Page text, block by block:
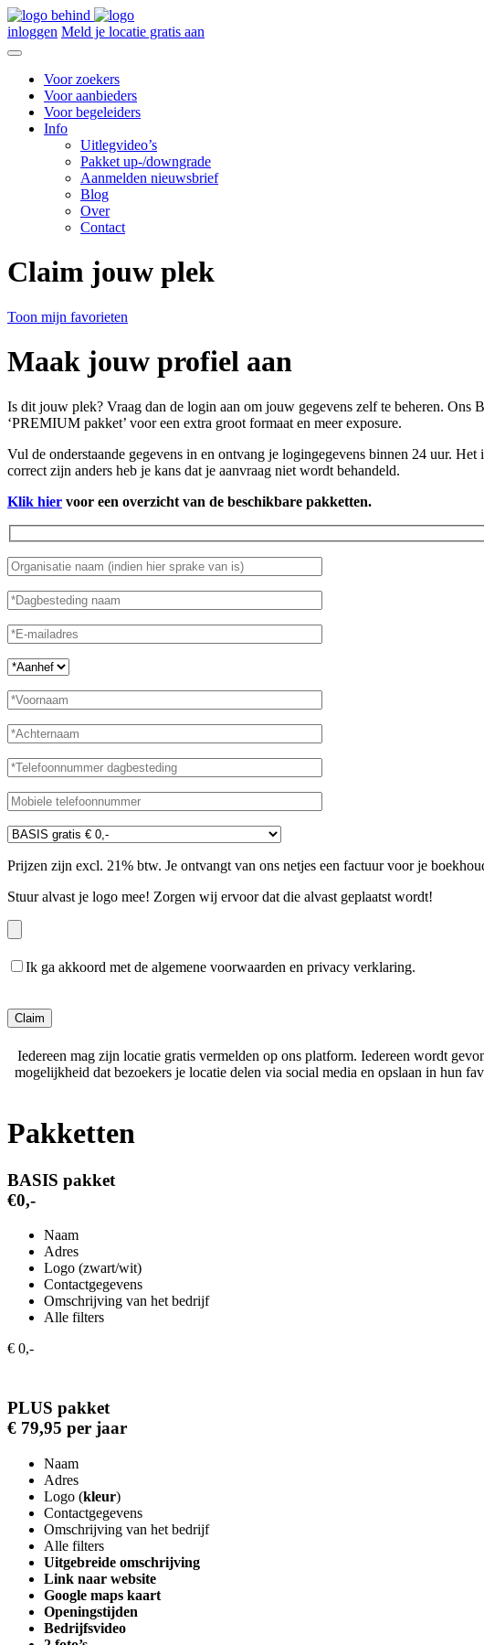
inloggen Meld je locatie gratis aan
Voor zoekers
Voor aanbieders
Voor begeleiders
Info
Uitlegvideo’s
Pakket up-/downgrade
Aanmelden nieuwsbrief
Blog
Over
Contact
Claim jouw plek
Toon mijn favorieten
Maak jouw profiel aan
Is dit jouw plek? Vraag dan de login aan om jouw gegevens zelf te beheren. Ons
‘PREMIUM pakket’ voor een extra groot formaat en meer exposure.
Vul de onderstaande gegevens in en ontvang je logingegevens binnen 24 uur.
correct zijn anders heb je kans dat je aanvraag niet wordt behandeld.
Klik hier voor een overzicht van de beschikbare pakketten.
Prijzen zijn excl. 21% btw. Je ontvangt van ons netjes een factuur voor je
Stuur alvast je logo mee! Zorgen wij ervoor dat die alvast geplaatst wordt!
Ik ga akkoord met de algemene voorwaarden en privacy verklaring.
Iedereen mag zijn locatie gratis vermelden op ons platform. Iedereen wordt
mogelijkheid dat bezoekers je locatie delen via social media en opslaan in hun
Pakketten
BASIS pakket
€0,-
Naam
Adres
Logo (zwart/wit)
Contactgegevens
Omschrijving van het bedrijf
Alle filters
€ 0,-
PLUS pakket
€ 79,95 per jaar
Naam
Adres
Logo (kleur)
Contactgegevens
Omschrijving van het bedrijf
Alle filters
Uitgebreide omschrijving
Link naar website
Google maps kaart
Openingstijden
Bedrijfsvideo